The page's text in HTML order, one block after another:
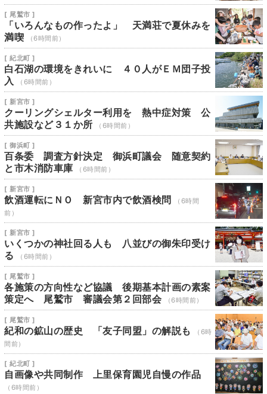
[ 尾鷲市 ]
「いろんなもの作ったよ」 天満荘で夏休みを
満喫
（6時間前）
[ 紀北町 ]
白石湖の環境をきれいに ４０人がＥＭ団子投
入
（6時間前）
[ 新宮市 ]
クーリングシェルター利用を 熱中症対策 公
共施設など３１か所
（6時間前）
[ 御浜町 ]
百条委 調査方針決定 御浜町議会 随意契約
と市木消防車庫
（6時間前）
[ 新宮市 ]
飲酒運転にＮＯ 新宮市内で飲酒検問
（6時間
前）
[ 新宮市 ]
いくつかの神社回る人も 八並びの御朱印受け
る
（6時間前）
[ 尾鷲市 ]
各施策の方向性など協議 後期基本計画の素案
策定へ 尾鷲市 審議会第２回部会
（6時間前）
[ 尾鷲市 ]
紀和の鉱山の歴史 「友子同盟」の解説も
（6時
間前）
[ 紀北町 ]
自画像や共同制作 上里保育園児自慢の作品
（6時間前）